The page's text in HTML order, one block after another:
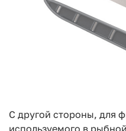
С другой стороны, для